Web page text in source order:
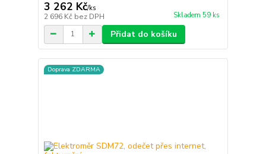
3 262 Kč/ks
2 696 Kč bez DPH Skladem 59 ks
Přidat do košíku
Doprava ZDARMA